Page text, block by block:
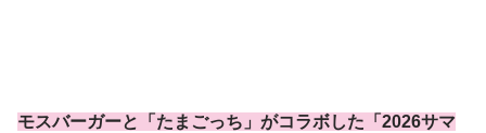
モスバーガーと「たまごっち」がコラボした「2026サマ